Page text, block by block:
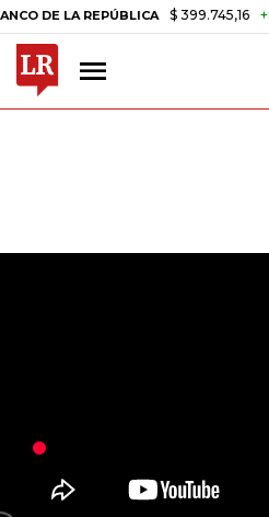
REPÚBLICA $ 399.745,16 +$ 2.295,71